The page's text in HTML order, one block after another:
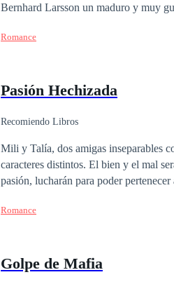
Bernhard Larsson un maduro y muy
apuesto arquitecto y ella no podrá
Romance
Pasión Hechizada
Recomiendo Libros
Mili y Talía, dos amigas inseparables con sueños y
caracteres distintos. El bien y el mal será el detonante de esta novela, donde ambas, sumergidas por una misma
pasión, lucharán para poder pertenecer
pasión hechizada.
Romance
Golpe de Mafia